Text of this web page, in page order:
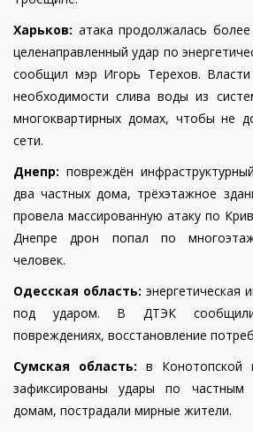
Харьков: атака продолжалась
целенаправленный удар по
сообщил мэр Игорь Терехов.
необходимости слива воды из
многоквартирных домах, чтобы не
сети.
Днепр: повреждён
два частных дома, трёхэтажное
провела массированную атаку по
Днепре дрон попал по
человек.
Одесская область: энергетическая
под ударом. В ДТЭК
повреждениях, восстановление
Сумская область: в Конотопской
зафиксированы удары по частным
домам, пострадали мирные жители.